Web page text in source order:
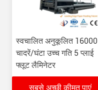
स्वचालित अनुकूलित 16000
चादरें/घंटा उच्च गति 5 प्लाई
फ्लूट लैमिनेटर
सबसे अच्छी कीमत पाएं